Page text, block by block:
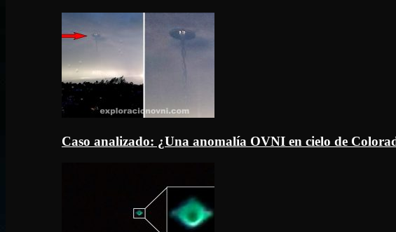
Caso analizado: ¿Una anomalía OVNI en cielo de